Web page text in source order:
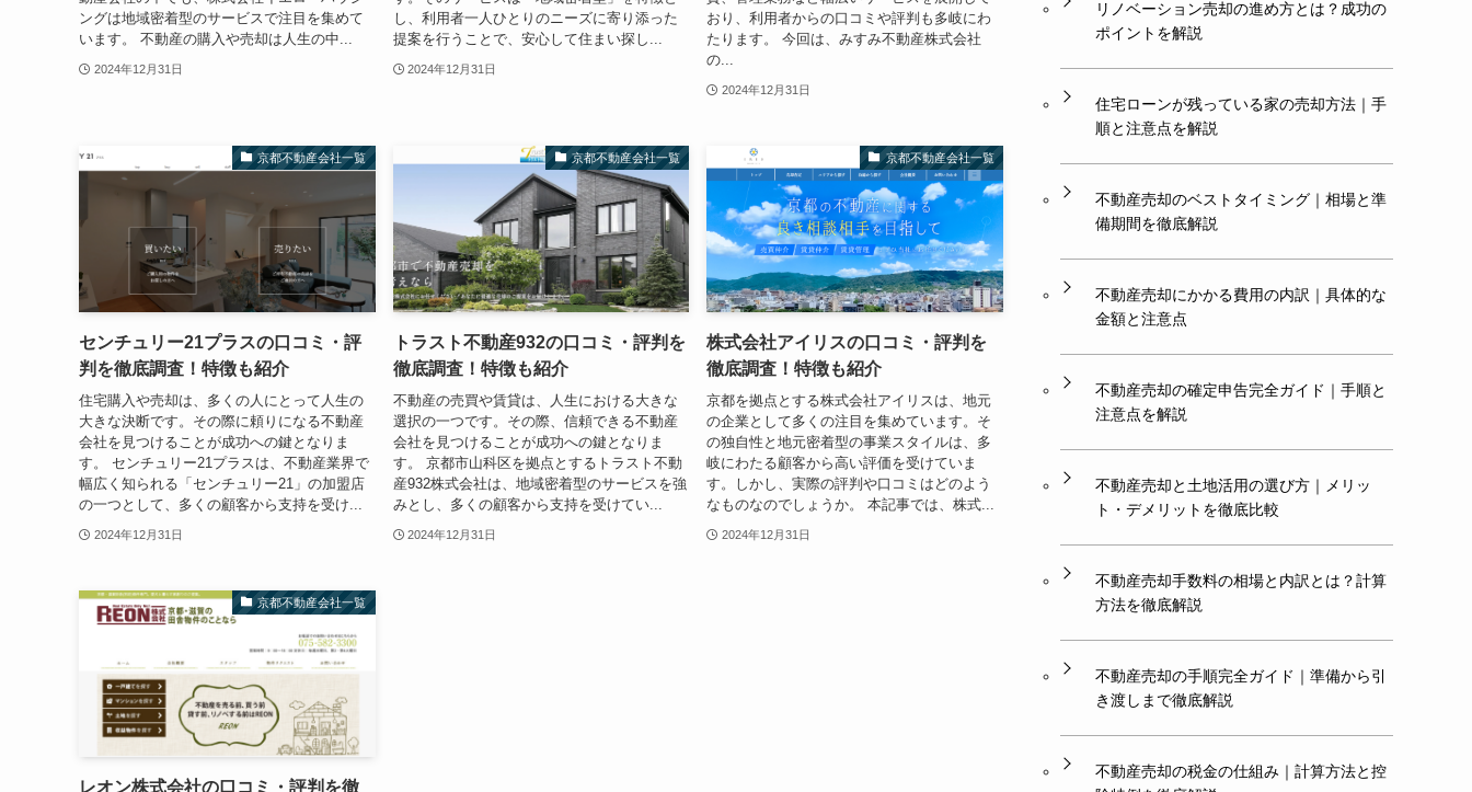
ングは地域密着型のサービスで注目を集めて
います。 不動産の購入や売却は人生の中...
2024年12月31日
し、利用者一人ひとりのニーズに寄り添った
提案を行うことで、安心して住まい探し...
2024年12月31日
おり、利用者からの口コミや評判も多岐にわ
たります。 今回は、みすみ不動産株式会社
の...
2024年12月31日
京都不動産会社一覧
センチュリー21プラスの口コミ・評
判を徹底調査！特徴も紹介
住宅購入や売却は、多くの人にとって人生の
大きな決断です。その際に頼りになる不動産
会社を見つけることが成功への鍵となりま
す。 センチュリー21プラスは、不動産業界で
幅広く知られる「センチュリー21」の加盟店
の一つとして、多くの顧客から支持を受け...
2024年12月31日
京都不動産会社一覧
トラスト不動産932の口コミ・評判を
徹底調査！特徴も紹介
不動産の売買や賃貸は、人生における大きな
選択の一つです。その際、信頼できる不動産
会社を見つけることが成功への鍵となりま
す。 京都市山科区を拠点とするトラスト不動
産932株式会社は、地域密着型のサービスを強
みとし、多くの顧客から支持を受けてい...
2024年12月31日
京都不動産会社一覧
株式会社アイリスの口コミ・評判を
徹底調査！特徴も紹介
京都を拠点とする株式会社アイリスは、地元
の企業として多くの注目を集めています。そ
の独自性と地元密着型の事業スタイルは、多
岐にわたる顧客から高い評価を受けていま
す。しかし、実際の評判や口コミはどのよう
なものなのでしょうか。 本記事では、株式...
2024年12月31日
京都不動産会社一覧
レオン株式会社の口コミ・評判を徹
リノベーション売却の進め方とは？成功の
ポイントを解説
住宅ローンが残っている家の売却方法｜手
順と注意点を解説
不動産売却のベストタイミング｜相場と準
備期間を徹底解説
不動産売却にかかる費用の内訳｜具体的な
金額と注意点
不動産売却の確定申告完全ガイド｜手順と
注意点を解説
不動産売却と土地活用の選び方｜メリッ
ト・デメリットを徹底比較
不動産売却手数料の相場と内訳とは？計算
方法を徹底解説
不動産売却の手順完全ガイド｜準備から引
き渡しまで徹底解説
不動産売却の税金の仕組み｜計算方法と控